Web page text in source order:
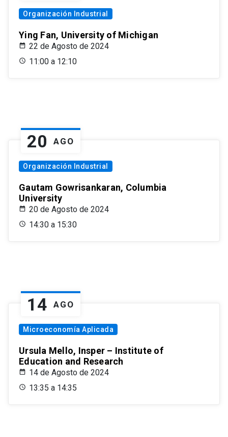
Organización Industrial
Ying Fan, University of Michigan
22 de Agosto de 2024
11:00 a 12:10
20 AGO
Organización Industrial
Gautam Gowrisankaran, Columbia
University
20 de Agosto de 2024
14:30 a 15:30
14 AGO
Microeconomía Aplicada
Ursula Mello, Insper – Institute of
Education and Research
14 de Agosto de 2024
13:35 a 14:35